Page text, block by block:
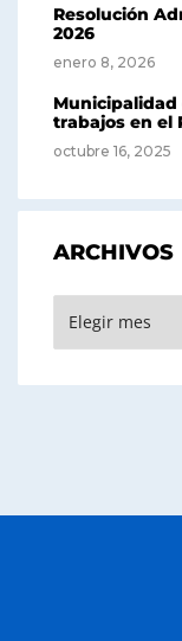
Resolución
2026
enero 8, 2026
Municipalidad
trabajos en el
octubre 16, 2025
ARCHIVOS